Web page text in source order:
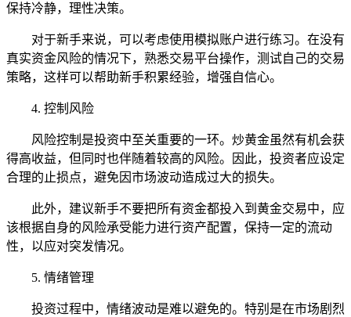
保持冷静，理性决策。
对于新手来说，可以考虑使用模拟账户进行练习。在没有
真实资金风险的情况下，熟悉交易平台操作，测试自己的交易
策略，这样可以帮助新手积累经验，增强自信心。
4. 控制风险
风险控制是投资中至关重要的一环。炒黄金虽然有机会获
得高收益，但同时也伴随着较高的风险。因此，投资者应设定
合理的止损点，避免因市场波动造成过大的损失。
此外，建议新手不要把所有资金都投入到黄金交易中，应
该根据自身的风险承受能力进行资产配置，保持一定的流动
性，以应对突发情况。
5. 情绪管理
投资过程中，情绪波动是难以避免的。特别是在市场剧烈